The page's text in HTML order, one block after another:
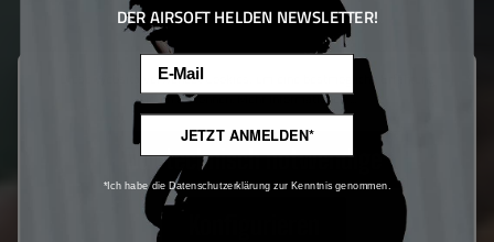
Diese Website verwendet Cookies, um eine bestmögliche Erfahrung
bieten zu können.Mehr Informationen ...
Nur technisch notwendige
DER AIRSOFT HELDEN NEWSLETTER!
JETZT ANMELDEN*
*Ich habe die Datenschutzerklärung zur Kenntnis genommen.